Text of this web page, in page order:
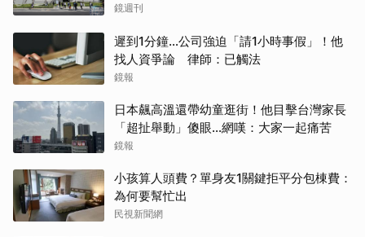
鏡週刊
遲到1分鐘…公司強迫「請1小時事假」！他
找人資爭論 律師：已觸法
鏡報
日本飆高溫還帶幼童逛街！他目擊台灣家長
「超扯舉動」傻眼...網嘆：大家一起痛苦
鏡報
小孩算人頭費？單身友1關鍵拒平分包棟費：
為何要幫忙出
民視新聞網